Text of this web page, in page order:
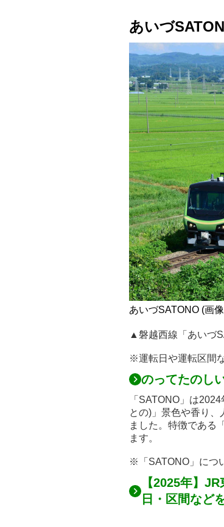
あいづ
あいづSATONO (画
▲磐越西線「あいづ
※運転日や運転区間
のってたのし
「SATONO」は
との)」景色や香り
ました。特徴である
ます。
※「SATONO」につ
【2025年】
日・区間など